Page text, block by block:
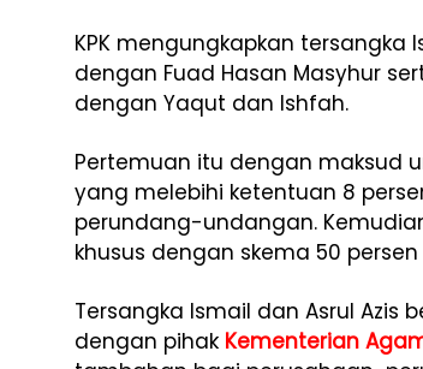
KPK mengungkapkan
dengan Fuad Hasan Masyhur
dengan Yaqut dan Ishfah.
Pertemuan itu dengan maksud
yang melebihi ketentuan 8
perundang-undangan.
khusus dengan skema 50
Tersangka Ismail dan Asrul Azis
dengan pihak Kementerian